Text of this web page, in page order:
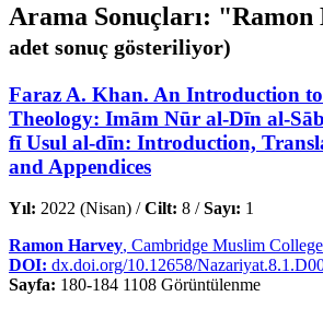
Arama Sonuçları:
adet sonuç gösteriliyor)
Faraz A. Khan. An Introduction
Theology: Imām Nūr al-Dīn al-
fī Usul al-dīn: Introduction,
and Appendices
Yıl: 2022 (Nisan) /Cilt: 8 /Sayı: 1
Ramon Harvey, Cambridge Muslim College
DOI: dx.doi.org/10.12658/
Sayfa: 180-184 1108 Görüntülenme